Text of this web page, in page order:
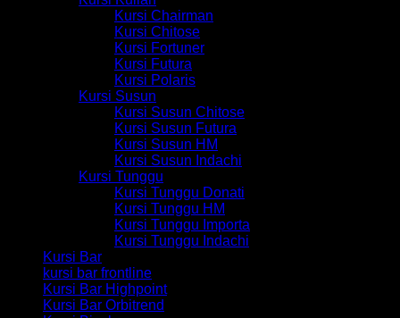
Kursi Chairman
Kursi Chitose
Kursi Fortuner
Kursi Futura
Kursi Polaris
Kursi Susun
Kursi Susun Chitose
Kursi Susun Futura
Kursi Susun HM
Kursi Susun Indachi
Kursi Tunggu
Kursi Tunggu Donati
Kursi Tunggu HM
Kursi Tunggu Importa
Kursi Tunggu Indachi
Kursi Bar
kursi bar frontline
Kursi Bar Highpoint
Kursi Bar Orbitrend